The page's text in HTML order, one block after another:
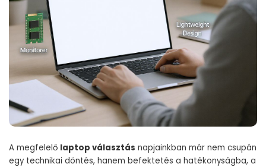
A megfelelő laptop választás napjainkban már nem csupán
egy technikai döntés, hanem befektetés a hatékonyságba, a